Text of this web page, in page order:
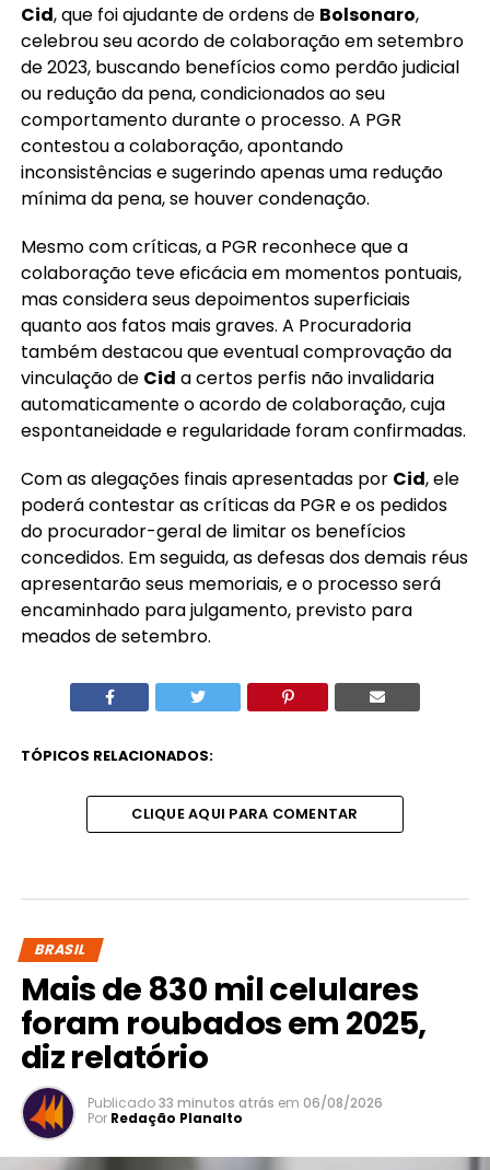
Cid, que foi ajudante de ordens de Bolsonaro,
celebrou seu acordo de colaboração em setembro
de 2023, buscando benefícios como perdão judicial
ou redução da pena, condicionados ao seu
comportamento durante o processo. A PGR
contestou a colaboração, apontando
inconsistências e sugerindo apenas uma redução
mínima da pena, se houver condenação.
Mesmo com críticas, a PGR reconhece que a
colaboração teve eficácia em momentos pontuais,
mas considera seus depoimentos superficiais
quanto aos fatos mais graves. A Procuradoria
também destacou que eventual comprovação da
vinculação de Cid a certos perfis não invalidaria
automaticamente o acordo de colaboração, cuja
espontaneidade e regularidade foram confirmadas.
Com as alegações finais apresentadas por Cid, ele
poderá contestar as críticas da PGR e os pedidos
do procurador-geral de limitar os benefícios
concedidos. Em seguida, as defesas dos demais réus
apresentarão seus memoriais, e o processo será
encaminhado para julgamento, previsto para
meados de setembro.
TÓPICOS RELACIONADOS:
CLIQUE AQUI PARA COMENTAR
BRASIL
Mais de 830 mil celulares
foram roubados em 2025,
diz relatório
Publicado33 minutos atrás em 06/08/2026
Por Redação Planalto